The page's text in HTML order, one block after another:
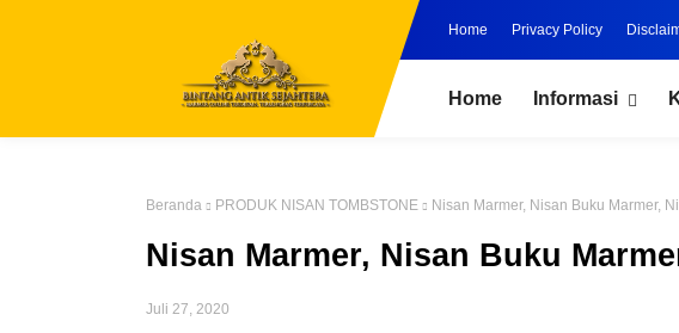
Home Privacy Policy
Home Informasi
Beranda PRODUK NISAN TOMBSTONE Nisan Marmer, Nisan Buku Marmer,
Nisan Marmer, Nisan Buku
Juli 27, 2020